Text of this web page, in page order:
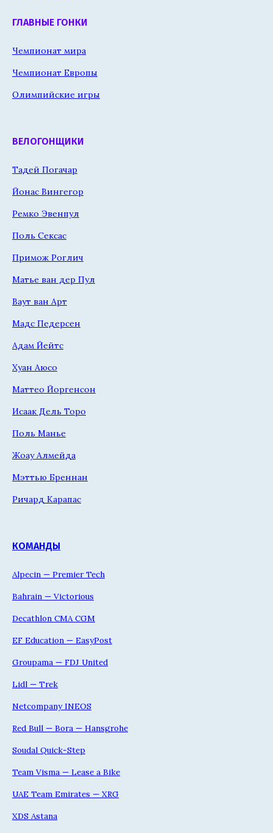
ГЛАВНЫЕ ГОНКИ
Чемпионат мира
Чемпионат Европы
Олимпийские игры
ВЕЛОГОНЩИКИ
Тадей Погачар
Йонас Вингегор
Ремко Эвенпул
Поль Сексас
Примож Роглич
Матье ван дер Пул
Ваут ван Арт
Мадс Педерсен
Адам Йейтс
Хуан Аюсо
Маттео Йоргенсон
Исаак Дель Торо
Поль Манье
Жоау Алмейда
Мэттью Бреннан
Ричард Карапас
КОМАНДЫ
Alpecin — Premier Tech
Bahrain — Victorious
Decathlon CMA CGM
EF Education — EasyPost
Groupama — FDJ United
Lidl — Trek
Netcompany INEOS
Red Bull — Bora — Hansgrohe
Soudal Quick-Step
Team Visma — Lease a Bike
UAE Team Emirates — XRG
XDS Astana